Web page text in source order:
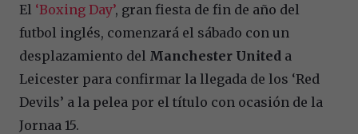
El ‘Boxing Day’, gran fiesta de fin de año del
futbol inglés, comenzará el sábado con un
desplazamiento del Manchester United a
Leicester para confirmar la llegada de los ‘Red
Devils’ a la pelea por el título con ocasión de la
Jornaa 15.